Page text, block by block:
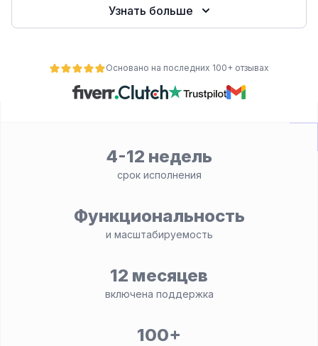
Узнать больше
Основано на последних 100+ отзывах
4-12 недель
срок исполнения
Функциональность
и масштабируемость
12 месяцев
включена поддержка
100+